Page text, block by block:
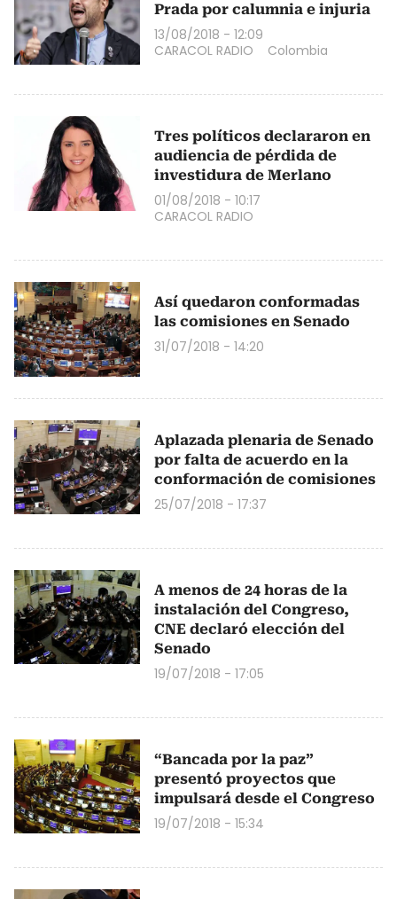
Prada por calumnia e injuria
13/08/2018 - 12:09
CARACOL RADIO
Colombia
Tres políticos declararon en
audiencia de pérdida de
investidura de Merlano
01/08/2018 - 10:17
CARACOL RADIO
Así quedaron conformadas
las comisiones en Senado
31/07/2018 - 14:20
Aplazada plenaria de Senado
por falta de acuerdo en la
conformación de comisiones
25/07/2018 - 17:37
A menos de 24 horas de la
instalación del Congreso,
CNE declaró elección del
Senado
19/07/2018 - 17:05
“Bancada por la paz”
presentó proyectos que
impulsará desde el Congreso
19/07/2018 - 15:34